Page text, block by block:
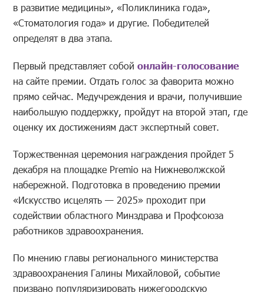
в развитие медицины», «Поликлиника года»,
«Стоматология года» и другие. Победителей
определят в два этапа.
Первый представляет собой онлайн-голосование
на сайте премии. Отдать голос за фаворита можно
прямо сейчас. Медучреждения и врачи, получившие
наибольшую поддержку, пройдут на второй этап, где
оценку их достижениям даст экспертный совет.
Торжественная церемония награждения пройдет 5
декабря на площадке Premio на Нижневолжской
набережной. Подготовка в проведению премии
«Искусство исцелять — 2025» проходит при
содействии областного Минздрава и Профсоюза
работников здравоохранения.
По мнению главы регионального министерства
здравоохранения Галины Михайловой, событие
призвано популяризировать нижегородскую